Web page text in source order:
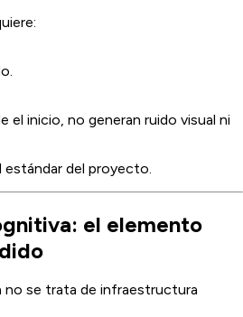
el inicio, no generan ruido visual ni
del proyecto.
el elemento
no se trata de infraestructura